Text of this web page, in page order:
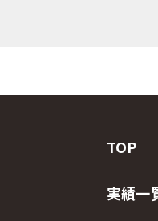
TOP
実績一